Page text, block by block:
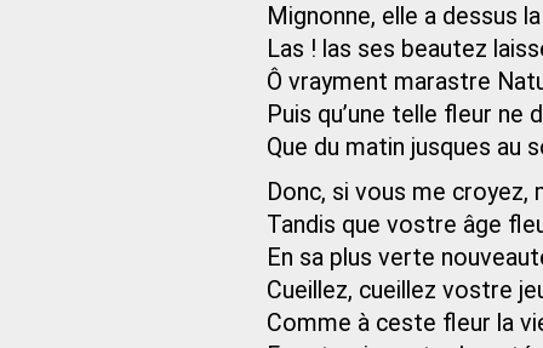
Mignonne, elle a dessus
Las ! las ses beautez
Ô vrayment marastre
Puis qu’une telle fleur ne
Que du matin jusques au
Donc, si vous me croyez,
Tandis que vostre âge
En sa plus verte
Cueillez, cueillez vostre
Comme à ceste fleur la